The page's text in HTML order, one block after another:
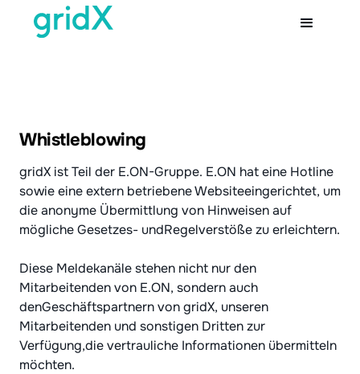
Whistleblowing
gridX ist Teil der E.ON-Gruppe. E.ON hat eine Hotline
sowie eine extern betriebene Websiteeingerichtet, um
die anonyme Übermittlung von Hinweisen auf
mögliche Gesetzes- undRegelverstöße zu erleichtern.
Diese Meldekanäle stehen nicht nur den
Mitarbeitenden von E.ON, sondern auch
denGeschäftspartnern von gridX, unseren
Mitarbeitenden und sonstigen Dritten zur
Verfügung,die vertrauliche Informationen übermitteln
möchten.